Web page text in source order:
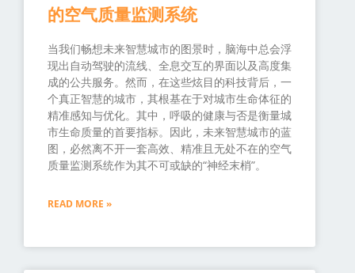
的空气质量监测系统
当我们畅想未来智慧城市的图景时，脑海中总会浮
现出自动驾驶的流线、全息交互的界面以及高度集
成的公共服务。然而，在这些炫目的科技背后，一
个真正智慧的城市，其根基在于对城市生命体征的
精准感知与优化。其中，呼吸的健康与否是衡量城
市生命质量的首要指标。因此，未来智慧城市的蓝
图，必然离不开一套高效、精准且无处不在的空气
质量监测系统作为其不可或缺的“神经末梢”。
READ MORE »